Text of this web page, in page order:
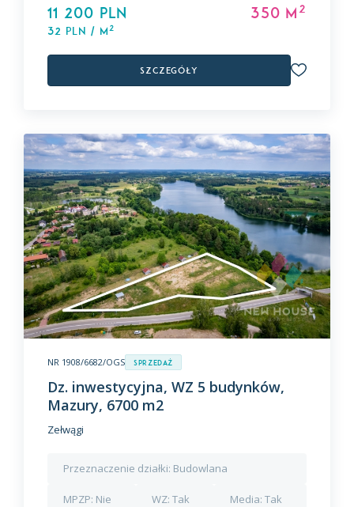
11 200 PLN
32 PLN / m2
350 m 2
Szczegóły
NR 1908/6682/OGS Sprzedaż
Dz. inwestycyjna, WZ 5 budynków,
Mazury, 6700 m2
Zełwągi
Przeznaczenie działki: Budowlana
MPZP: Nie WZ: Tak Media: Tak